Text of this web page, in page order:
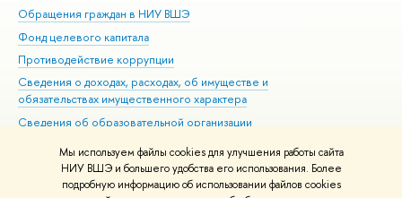
Мы используем файлы cookies для улучшения работы сайта
НИУ ВШЭ и большего удобства его использования. Более
подробную информацию об использовании файлов cookies
Обращения граждан в НИУ ВШЭ
Фонд целевого капитала
Противодействие коррупции
Сведения о доходах, расходах, об имуществе и
обязательствах имущественного характера
Сведения об образовательной организации
Людям с ограниченными возможностями здоровья
Единая платежная страница
Работа в Вышке